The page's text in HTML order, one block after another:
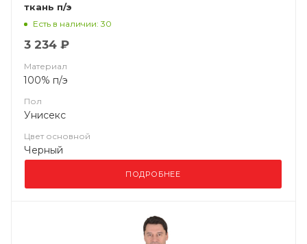
ткань п/э
Есть в наличии: 30
3 234 ₽
Материал
100% п/э
Пол
Унисекс
Цвет основной
Черный
ПОДРОБНЕЕ